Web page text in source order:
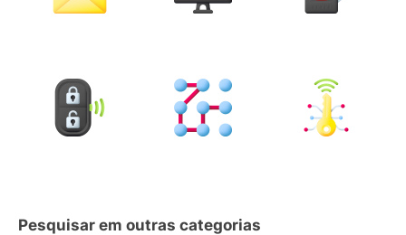
Pesquisar em outras categorias